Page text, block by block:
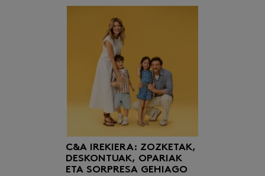
C&A IREKIERA: ZOZKETAK,
DESKONTUAK, OPARIAK
ETA SORPRESA GEHIAGO